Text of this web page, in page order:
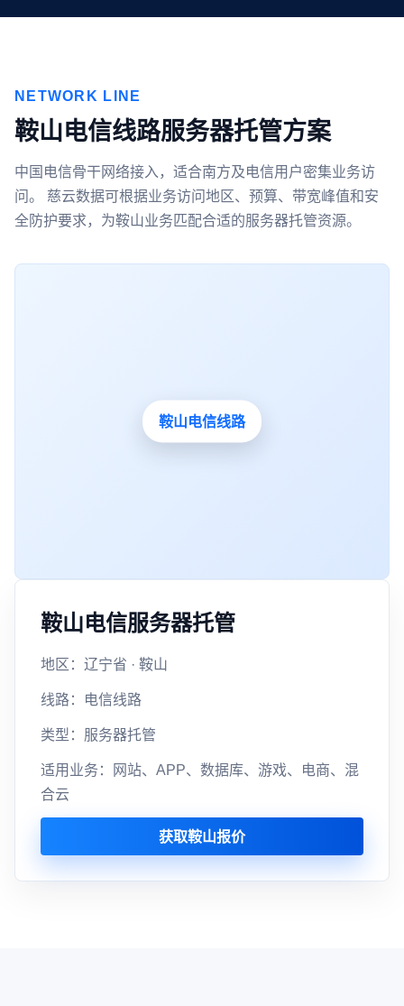
NETWORK LINE
鞍山电信线路服务器托管方案
中国电信骨干网络接入，适合南方及电信用户密集业务访
问。 慈云数据可根据业务访问地区、预算、带宽峰值和安
全防护要求，为鞍山业务匹配合适的服务器托管资源。
鞍山电信服务器托管
地区：辽宁省 · 鞍山
线路：电信线路
类型：服务器托管
适用业务：网站、APP、数据库、游戏、电商、混
合云
获取鞍山报价